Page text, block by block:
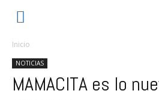
Inicio
NOTICIAS
MAMACITA es lo